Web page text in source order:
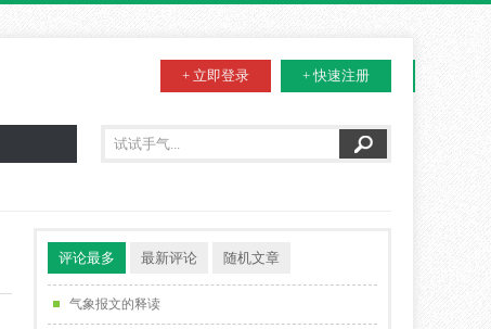
+ 立即登录 + 快速注册
评论最多 最新评论 随机文章
气象报文的释读